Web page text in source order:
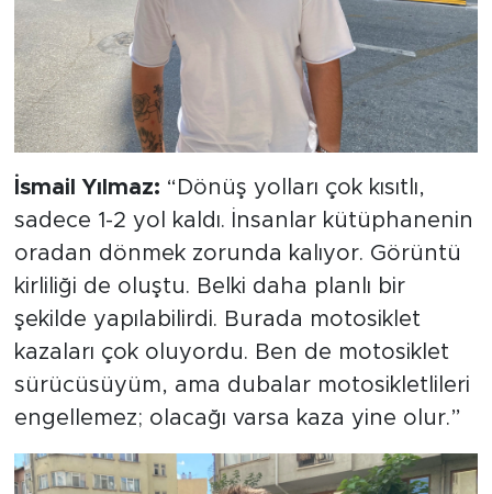
İsmail Yılmaz: “Dönüş yolları çok kısıtlı,
sadece 1-2 yol kaldı. İnsanlar kütüphanenin
oradan dönmek zorunda kalıyor. Görüntü
kirliliği de oluştu. Belki daha planlı bir
şekilde yapılabilirdi. Burada motosiklet
kazaları çok oluyordu. Ben de motosiklet
sürücüsüyüm, ama dubalar motosikletlileri
engellemez; olacağı varsa kaza yine olur.”